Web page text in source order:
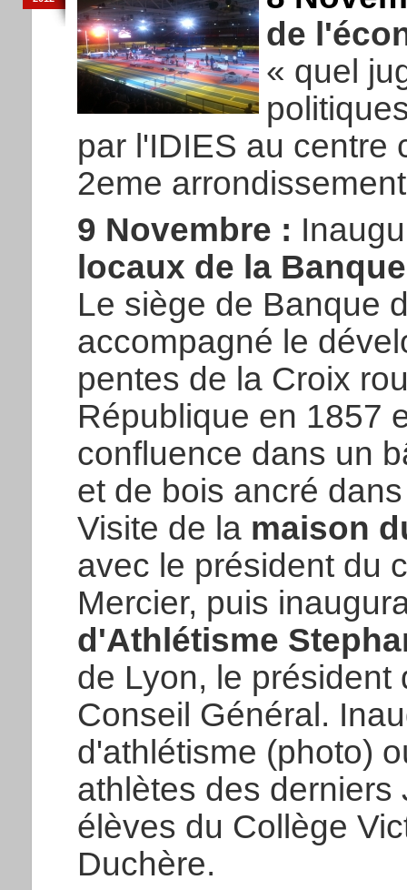
de
« quel
par l'IDIES au centre
2eme
9 Novembre :
locaux de la
Le siège de Banque
accompagné le
pentes de la Croix
République en 1857
confluence dans un
et de bois ancré
Visite de la maison
avec le président du
Mercier, puis
d'Athlétisme
de Lyon, le président
Conseil Général.
d'athlétisme (photo)
athlètes des derniers
élèves du Collège
Duchère.